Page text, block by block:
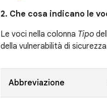
2. Che cosa indicano le
Le voci nella colonna Tipo
della vulnerabilità di
Abbreviazione